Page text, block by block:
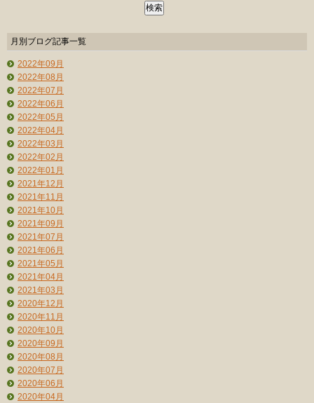
月別ブログ記事一覧
2022年09月
2022年08月
2022年07月
2022年06月
2022年05月
2022年04月
2022年03月
2022年02月
2022年01月
2021年12月
2021年11月
2021年10月
2021年09月
2021年07月
2021年06月
2021年05月
2021年04月
2021年03月
2020年12月
2020年11月
2020年10月
2020年09月
2020年08月
2020年07月
2020年06月
2020年04月